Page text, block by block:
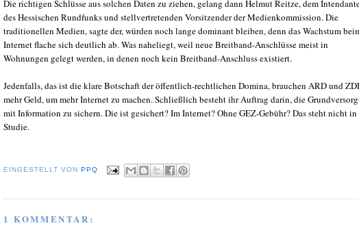
Die richtigen Schlüsse aus solchen Daten zu ziehen, gelang dann Helmut Reitze, dem
des Hessischen Rundfunks und stellvertretenden Vorsitzender der Medienkommission. Die
traditionellen Medien, sagte der, würden noch lange dominant bleiben, denn das Wachstum
Internet flache sich deutlich ab. Was naheliegt, weil neue Breitband-Anschlüsse meist in
Wohnungen gelegt werden, in denen noch kein Breitband-Anschluss existiert.
Jedenfalls, das ist die klare Botschaft der öffentlich-rechtlichen Domina, brauchen ARD und
mehr Geld, um mehr Internet zu machen. Schließlich besteht ihr Auftrag darin, die
mit Information zu sichern. Die ist gesichert? Im Internet? Ohne GEZ-Gebühr? Das steht nicht in
Studie.
EINGESTELLT VON PPQ
1 KOMMENTAR: